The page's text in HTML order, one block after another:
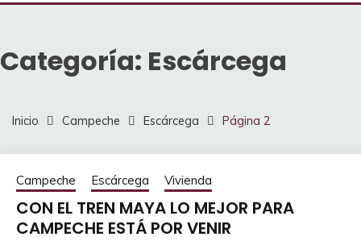
Categoría: Escárcega
Inicio Campeche Escárcega Página 2
Campeche Escárcega Vivienda
CON EL TREN MAYA LO MEJOR PARA
CAMPECHE ESTÁ POR VENIR